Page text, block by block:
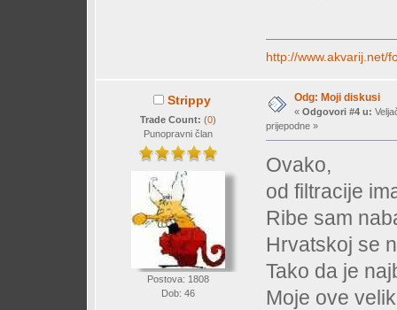
http://www.akvarij.net/
Strippy
Trade Count: (0)
Punopravni član
Postova: 1808
Dob: 46
Odg: Moji diskusi
« Odgovori #4 u:
prijepodne »
Ovako,
od filtracije
Ribe sam
Hrvatskoj se
Tako da je
Moje ove